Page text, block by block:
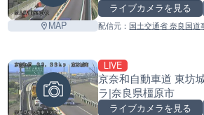
MAP
ライブカメラを見る
配信元： 国土交通省 奈良国道
LIVE
京奈和自動車道 東坊
ラ|奈良県橿原市
ライブカメラを見る